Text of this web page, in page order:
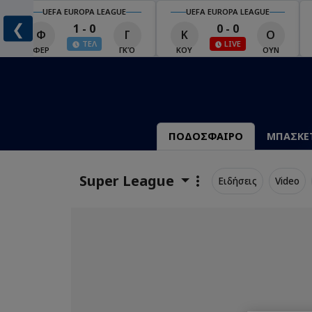
❮
UEFA EUROPA LEAGUE
Φ
ΦΕΡ
1 - 0
ΤΕΛ
Γ
ΓΚΌ
UEFA EUROPA LEAGUE
Κ
ΚΟΥ
0 - 0
LIVE
Ο
ΟΥΝ
ΠΟΔΟΣΦΑΙΡΟ
Super League Ειδήσεις Video